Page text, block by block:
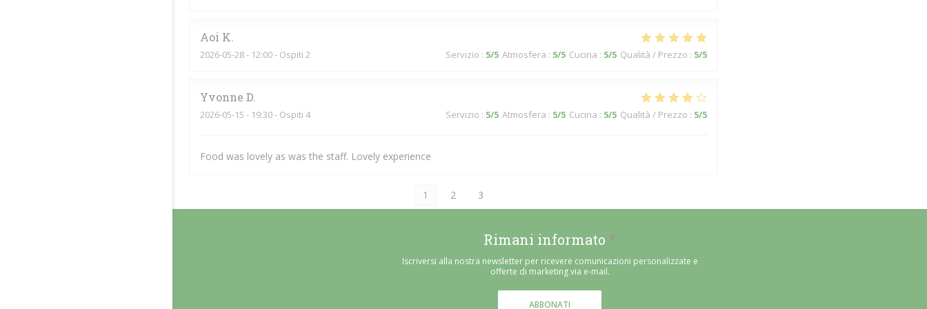
Aoi K
2026-05-28- 12:00 - Ospiti 2 Servizio : 5/5 Atmosfera : 5/5 Cucina : 5/5 Qualità / Prezzo : 5/5
Yvonne D
2026-05-15 - 19:30 - Ospiti 4 Servizio : 5/5 Atmosfera : 5/5 Cucina : 5/5 Qualità / Prezzo : 5/5
Food was lovely as was the staff. Lovely experience
1 2 3
Rimani informato *
Iscriversi alla nostra newsletter per ricevere comunicazioni personalizzate e
offerte di marketing via e-mail.
ABBONATI